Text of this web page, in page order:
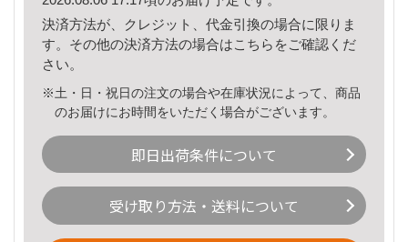
決済方法が、クレジット、代金引換の場合に限りま
す。その他の決済方法の場合はこちら をご確認くだ
さい。
※土・日・祝日の注文の場合や在庫状況によって、商品
のお届けにお時間をいただく場合がございます。
即日出荷条件について
受け取り方法・送料について